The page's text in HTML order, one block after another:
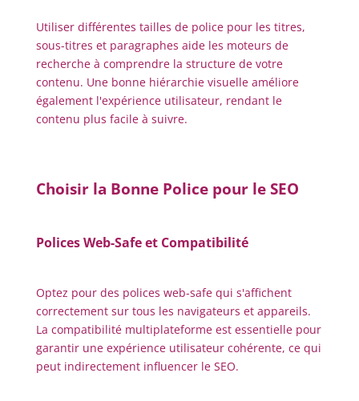
Utiliser différentes tailles de police pour les titres,
sous-titres et paragraphes aide les moteurs de
recherche à comprendre la structure de votre
contenu. Une bonne hiérarchie visuelle améliore
également l'expérience utilisateur, rendant le
contenu plus facile à suivre.
Choisir la Bonne Police pour le SEO
Polices Web-Safe et Compatibilité
Optez pour des polices web-safe qui s'affichent
correctement sur tous les navigateurs et appareils.
La compatibilité multiplateforme est essentielle pour
garantir une expérience utilisateur cohérente, ce qui
peut indirectement influencer le SEO.